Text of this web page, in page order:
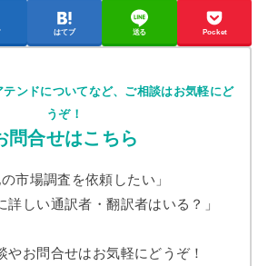
はてブ 送る Pocket
ンドについてなど、ご相談はお気軽にど
うぞ！
問合せはこちら
の市場調査を依頼したい」
詳しい通訳者・翻訳者はいる？」
やお問合せはお気軽にどうぞ！